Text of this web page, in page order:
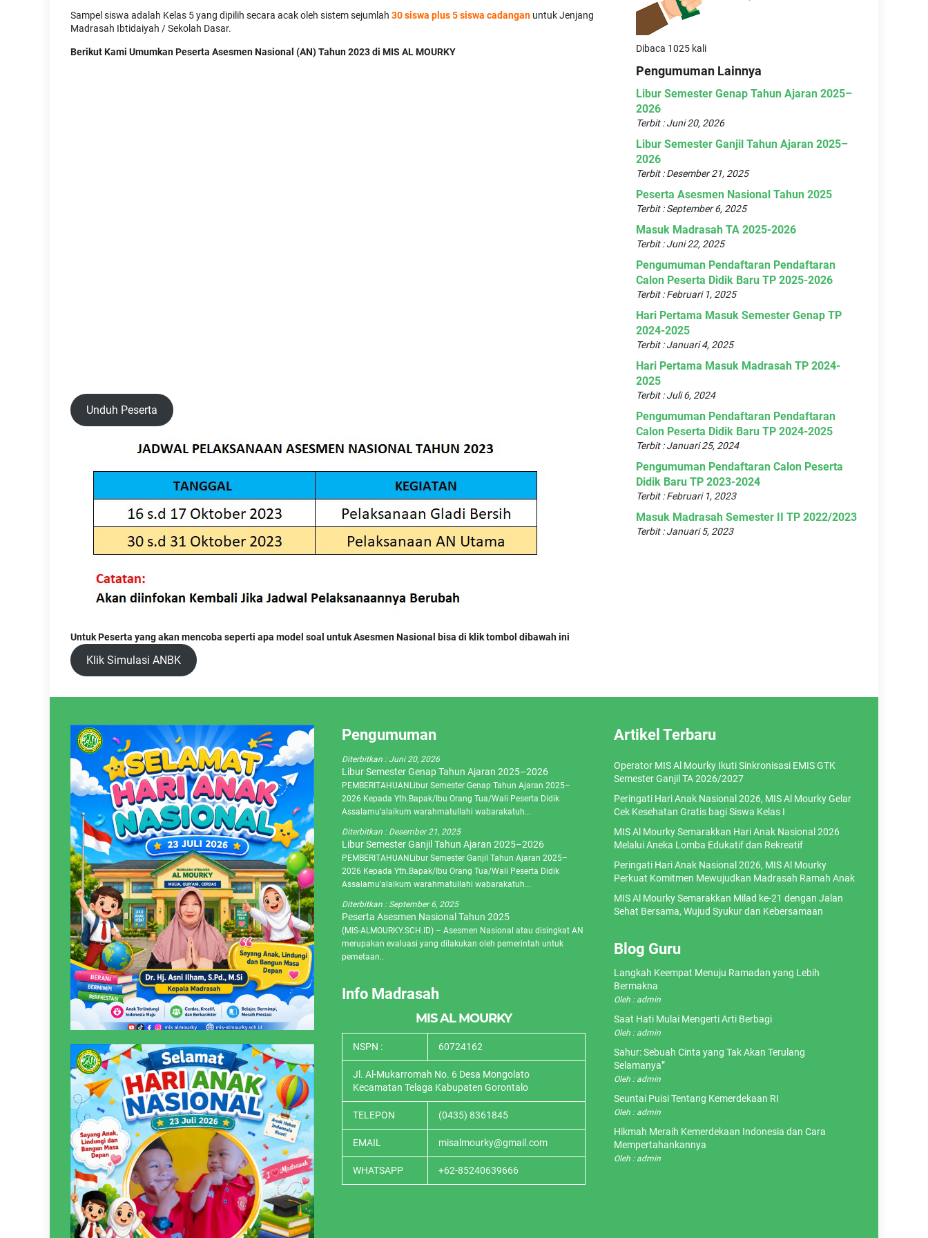
Sampel siswa adalah Kelas 5 yang dipilih secara acak oleh sistem sejumlah 30 siswa plus 5 siswa cadangan untuk Jenjang
Madrasah Ibtidaiyah / Sekolah Dasar.
Berikut Kami Umumkan Peserta Asesmen Nasional (AN) Tahun 2023 di MIS AL MOURKY
Unduh Peserta
Untuk Peserta yang akan mencoba seperti apa model soal untuk Asesmen Nasional bisa di klik tombol dibawah ini
Klik Simulasi ANBK
Dibaca 1025 kali
Pengumuman Lainnya
Libur Semester Genap Tahun Ajaran 2025–
2026
Terbit : Juni 20, 2026
Libur Semester Ganjil Tahun Ajaran 2025–
2026
Terbit : Desember 21, 2025
Peserta Asesmen Nasional Tahun 2025
Terbit : September 6, 2025
Masuk Madrasah TA 2025-2026
Terbit : Juni 22, 2025
Pengumuman Pendaftaran Pendaftaran
Calon Peserta Didik Baru TP 2025-2026
Terbit : Februari 1, 2025
Hari Pertama Masuk Semester Genap TP
2024-2025
Terbit : Januari 4, 2025
Hari Pertama Masuk Madrasah TP 2024-
2025
Terbit : Juli 6, 2024
Pengumuman Pendaftaran Pendaftaran
Calon Peserta Didik Baru TP 2024-2025
Terbit : Januari 25, 2024
Pengumuman Pendaftaran Calon Peserta
Didik Baru TP 2023-2024
Terbit : Februari 1, 2023
Masuk Madrasah Semester II TP 2022/2023
Terbit : Januari 5, 2023
Pengumuman
Diterbitkan :Juni 20, 2026
Libur Semester Genap Tahun Ajaran 2025–2026
PEMBERITAHUANLibur Semester Genap Tahun Ajaran 2025–
2026 Kepada Yth.Bapak/Ibu Orang Tua/Wali Peserta Didik
Assalamu’alaikum warahmatullahi wabarakatuh...
Diterbitkan : Desember 21, 2025
Libur Semester Ganjil Tahun Ajaran 2025–2026
PEMBERITAHUANLibur Semester Ganjil Tahun Ajaran 2025–
2026 Kepada Yth.Bapak/Ibu Orang Tua/Wali Peserta Didik
Assalamu’alaikum warahmatullahi wabarakatuh...
Diterbitkan : September 6, 2025
Peserta Asesmen Nasional Tahun 2025
(MIS-ALMOURKY.SCH.ID) – Asesmen Nasional atau disingkat AN
merupakan evaluasi yang dilakukan oleh pemerintah untuk
pemetaan..
Info Madrasah
MIS AL MOURKY
NSPN : 60724162
Jl. Al-Mukarromah No. 6 Desa Mongolato
Kecamatan Telaga Kabupaten Gorontalo
TELEPON (0435) 8361845
EMAIL misalmourky@gmail.com
WHATSAPP +62-85240639666
Artikel Terbaru
Operator MIS Al Mourky Ikuti Sinkronisasi EMIS GTK
Semester Ganjil TA 2026/2027
Peringati Hari Anak Nasional 2026, MIS Al Mourky Gelar
Cek Kesehatan Gratis bagi Siswa Kelas I
MIS Al Mourky Semarakkan Hari Anak Nasional 2026
Melalui Aneka Lomba Edukatif dan Rekreatif
Peringati Hari Anak Nasional 2026, MIS Al Mourky
Perkuat Komitmen Mewujudkan Madrasah Ramah Anak
MIS Al Mourky Semarakkan Milad ke-21 dengan Jalan
Sehat Bersama, Wujud Syukur dan Kebersamaan
Blog Guru
Langkah Keempat Menuju Ramadan yang Lebih
Bermakna
Oleh : admin
Saat Hati Mulai Mengerti Arti Berbagi
Oleh : admin
Sahur: Sebuah Cinta yang Tak Akan Terulang
Selamanya”
Oleh : admin
Seuntai Puisi Tentang Kemerdekaan RI
Oleh : admin
Hikmah Meraih Kemerdekaan Indonesia dan Cara
Mempertahankannya
Oleh : admin